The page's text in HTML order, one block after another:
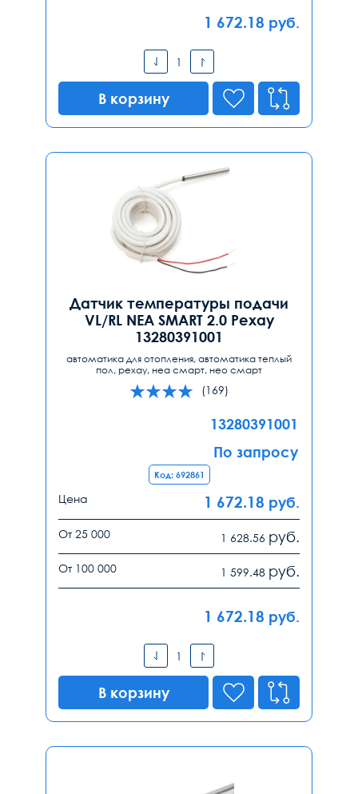
1 672.18 руб.
В корзину
Датчик температуры подачи
VL/RL NEA SMART 2.0 Рехау
13280391001
автоматика для отопления, автоматика теплый
пол, рехау, неа смарт, нео смарт
(169)
13280391001
По запросу
Код: 692861
Цена 1 672.18 руб.
От 25 000 1 628.56 руб.
От 100 000 1 599.48 руб.
1 672.18 руб.
В корзину